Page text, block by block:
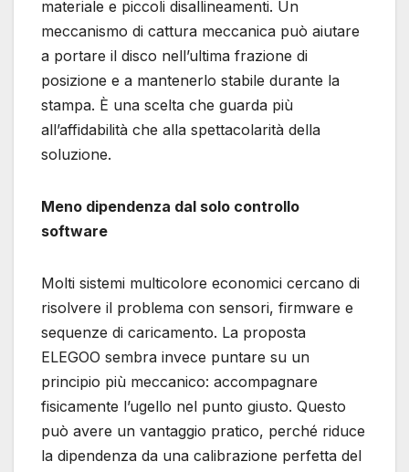
materiale e piccoli disallineamenti. Un
meccanismo di cattura meccanica può aiutare
a portare il disco nell’ultima frazione di
posizione e a mantenerlo stabile durante la
stampa. È una scelta che guarda più
all’affidabilità che alla spettacolarità della
soluzione.
Meno dipendenza dal solo controllo
software
Molti sistemi multicolore economici cercano di
risolvere il problema con sensori, firmware e
sequenze di caricamento. La proposta
ELEGOO sembra invece puntare su un
principio più meccanico: accompagnare
fisicamente l’ugello nel punto giusto. Questo
può avere un vantaggio pratico, perché riduce
la dipendenza da una calibrazione perfetta del